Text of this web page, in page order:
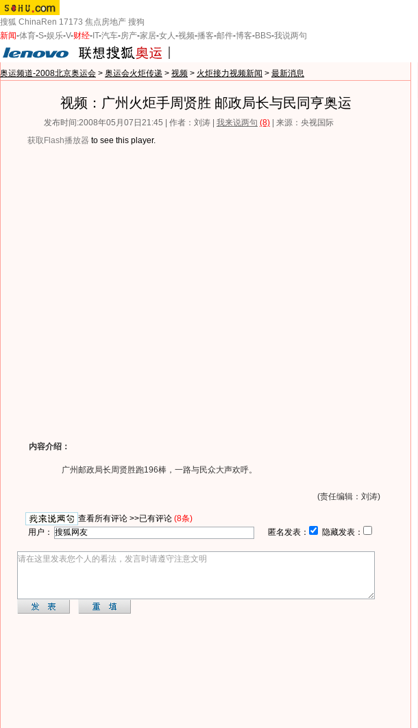
搜狐 ChinaRen 17173 焦点房地产 搜狗
新闻-体育-S-娱乐-V-财经- IT-汽车-房产-家居-女人-视频-播客-邮件-博客-BBS-我说两句
奥运频道-2008北京奥运会 > 奥运会火炬传递 > 视频 > 火炬接力视频新闻 > 最新消息
视频：广州火炬手周贤胜 邮政局长与民同亨奥运
发布时间:2008年05月07日21:45 | 作者：刘涛 | 我来说两句 (8) | 来源：央视国际
获取Flash播放器 to see this player.
内容介绍：
广州邮政局长周贤胜跑196棒，一路与民众大声欢呼。
(责任编辑：刘涛)
查看所有评论 >>已有评论 (8条)
用户：
匿名发表： 隐藏发表：